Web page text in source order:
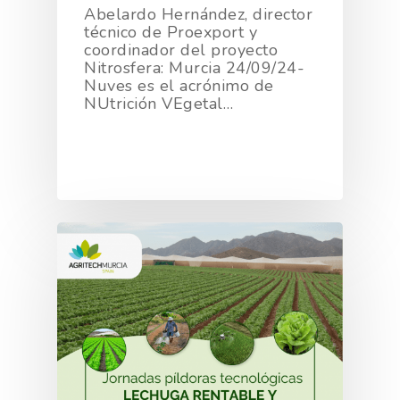
Abelardo Hernández, director
técnico de Proexport y
coordinador del proyecto
Nitrosfera: Murcia 24/09/24-
Nuves es el acrónimo de
NUtrición VEgetal…